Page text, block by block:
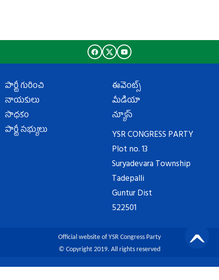
పార్టీ గురించి
నాయకులు
సాధకం
పార్టీ సభ్యులు
ఈవెంట్స్
మీడియా
న్యూస్
YSR CONGRESS PARTY
Plot no. 13
Suryadevara Township
Tadepalli
Guntur Dist
522501
Official website of YSR Congress Party
© Copyright 2019. All rights reserved